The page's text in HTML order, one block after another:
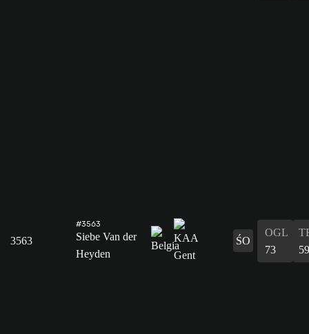
3563
#3563
Siebe Van der
Heyden
ŚO
OGL
73
59